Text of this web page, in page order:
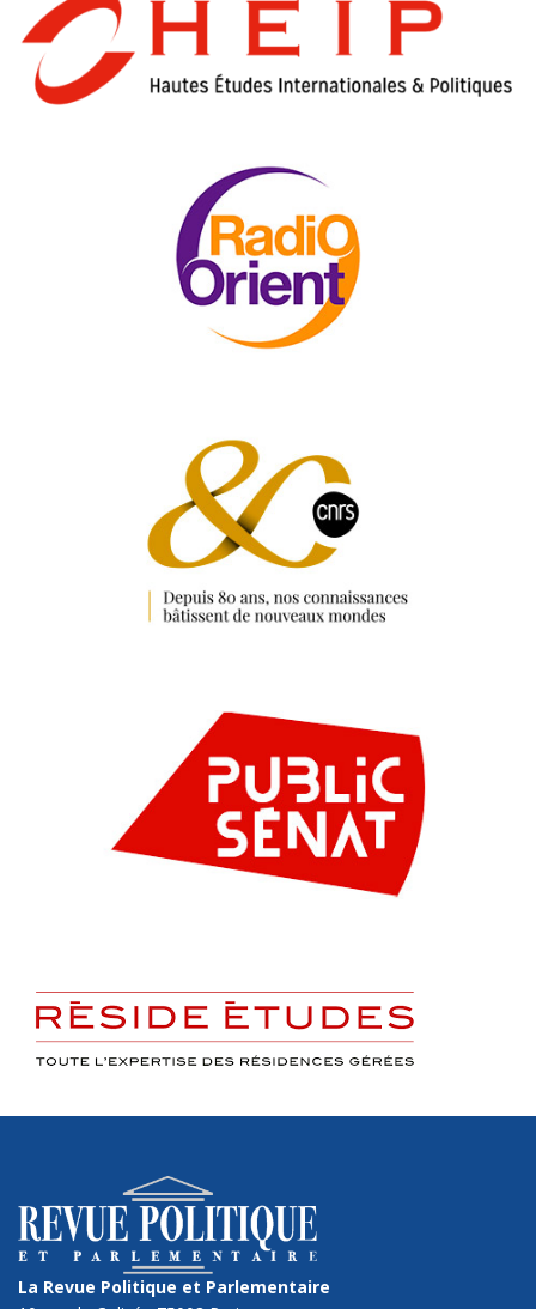
La Revue Politique et Parlementaire